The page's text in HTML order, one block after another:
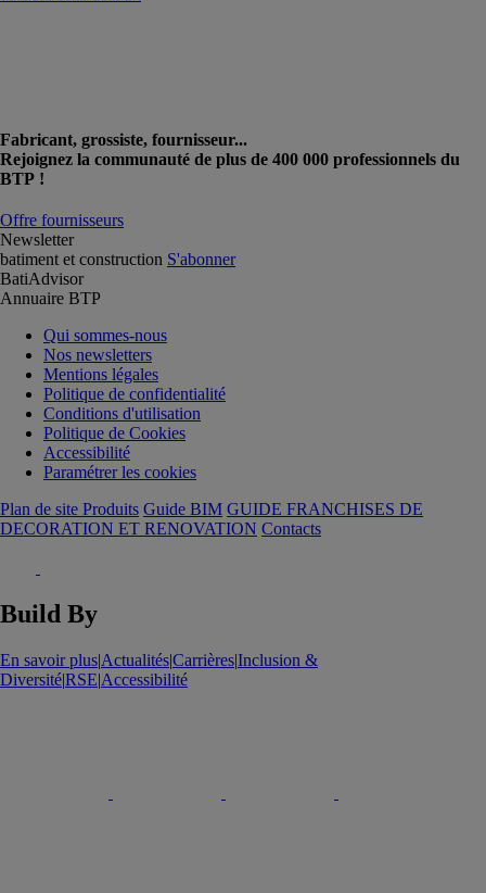
Fabricant, grossiste, fournisseur...
Rejoignez la communauté de plus de 400 000 professionnels du
BTP !
Offre fournisseurs
Newsletter
batiment et construction S'abonner
BatiAdvisor
Annuaire BTP
Qui sommes-nous
Nos newsletters
Mentions légales
Politique de confidentialité
Conditions d'utilisation
Politique de Cookies
Accessibilité
Paramétrer les cookies
Plan de site Produits Guide BIM GUIDE FRANCHISES DE
DECORATION ET RENOVATION Contacts
Build By
En savoir plus|Actualités|Carrières|Inclusion &
Diversité|RSE|Accessibilité